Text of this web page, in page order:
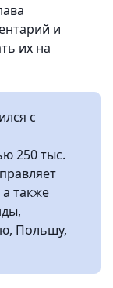
и
их на
с
250 тыс.
также
Польшу,